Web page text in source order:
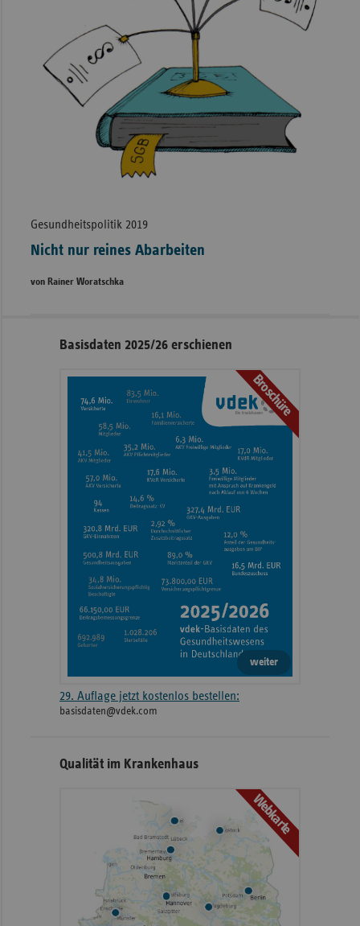
Gesundheitspolitik 2019
Nicht nur reines Abarbeiten
von Rainer Woratschka
Seitennavigation
Seitenleiste
Informationen
Basisdaten 2025/26 erschienen
Broschüre
weiter
29. Auflage jetzt kostenlos bestellen:
basisdaten@vdek.com
Qualität im Krankenhaus
Webkarte